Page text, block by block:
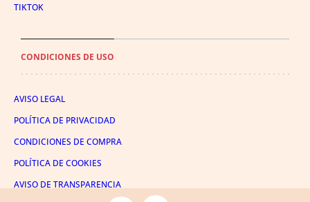
TIKTOK
CONDICIONES DE USO
AVISO LEGAL
POLÍTICA DE PRIVACIDAD
CONDICIONES DE COMPRA
POLÍTICA DE COOKIES
AVISO DE TRANSPARENCIA